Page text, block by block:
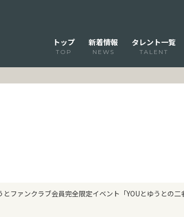
トップ
TOP
新着情報
NEWS
タレント一覧
TALENT
とファンクラブ会員完全限定イベント「YOUとゆうとの二